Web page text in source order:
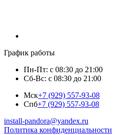
График работы
Пн-Пт: с 08:30 до 21:00
Сб-Вс: с 08:30 до 21:00
Мск+7 (929) 557-93-08
Спб+7 (929) 557-93-08
install-pandora@yandex.ru
Политика конфиденциальности